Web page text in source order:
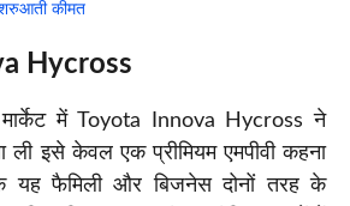
कीमत
Hycross
मार्केट में Toyota Innova Hycross ने
इसे केवल एक प्रीमियम एमपीवी कहना
यह फैमिली और बिजनेस दोनों तरह के